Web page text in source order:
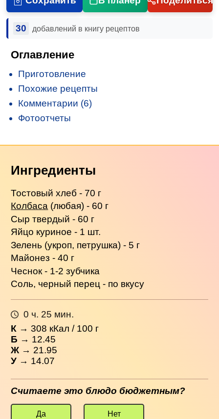
30 добавлений в книгу рецептов
Оглавление
Приготовление
Похожие рецепты
Комментарии (6)
Фотоотчеты
Ингредиенты
Тостовый хлеб - 70 г
Колбаса (любая) - 60 г
Сыр твердый - 60 г
Яйцо куриное - 1 шт.
Зелень (укроп, петрушка) - 5 г
Майонез - 40 г
Чеснок - 1-2 зубчика
Соль, черный перец - по вкусу
0 ч. 25 мин.
К →308 кКал / 100 г
Б → 12.45
Ж → 21.95
У → 14.07
Считаете это блюдо бюджетным?
Да Нет